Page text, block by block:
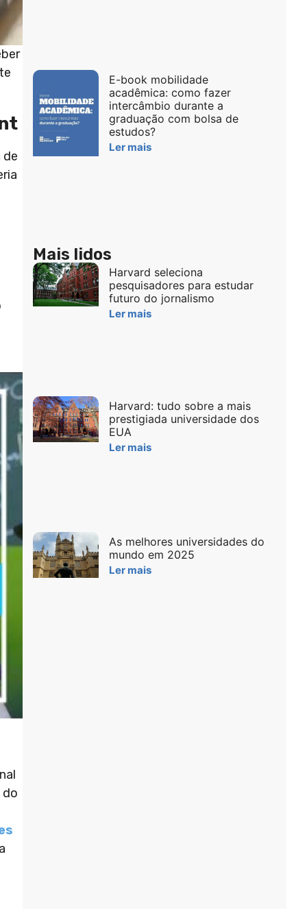
de
do
E-book mobilidade
acadêmica: como fazer
intercâmbio durante a
graduação com bolsa de
estudos?
Ler mais
Mais lidos
Harvard seleciona
pesquisadores para estudar
futuro do jornalismo
Ler mais
Harvard: tudo sobre a mais
prestigiada universidade dos
EUA
Ler mais
As melhores universidades do
mundo em 2025
Ler mais